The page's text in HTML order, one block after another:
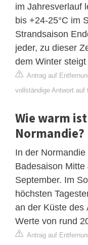
im Jahresverlauf
bis +24-25°C im
Strandsaison
jeder, zu dieser
dem Winter
Antrag auf
vollständige Antwort auf
Wie warm
Normandie?
In der
Badesaison
September. Im
höchsten
an der Küste des
Werte von rund
Antrag auf